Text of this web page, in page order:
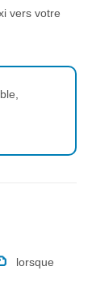
vers votre
lorsque